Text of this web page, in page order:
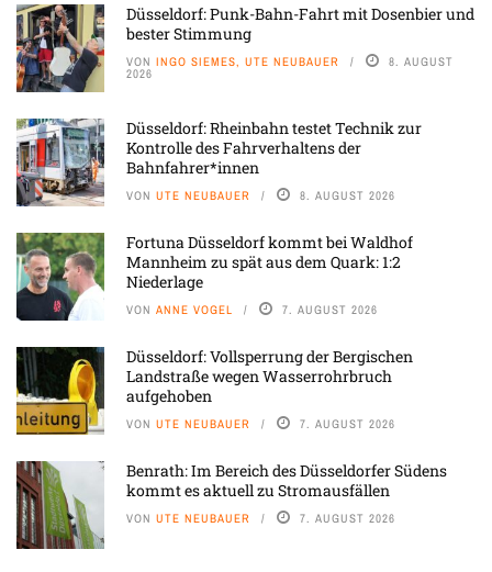
Düsseldorf: Punk-Bahn-Fahrt mit Dosenbier und
bester Stimmung
VON INGO SIEMES, UTE NEUBAUER 8. AUGUST
2026
Düsseldorf: Rheinbahn testet Technik zur
Kontrolle des Fahrverhaltens der
Bahnfahrer*innen
VON UTE NEUBAUER 8. AUGUST 2026
Fortuna Düsseldorf kommt bei Waldhof
Mannheim zu spät aus dem Quark: 1:2
Niederlage
VON ANNE VOGEL 7. AUGUST 2026
Düsseldorf: Vollsperrung der Bergischen
Landstraße wegen Wasserrohrbruch
aufgehoben
VON UTE NEUBAUER 7. AUGUST 2026
Benrath: Im Bereich des Düsseldorfer Südens
kommt es aktuell zu Stromausfällen
VON UTE NEUBAUER 7. AUGUST 2026